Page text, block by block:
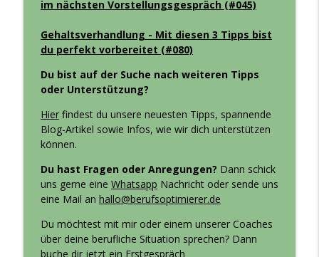
Harte Arbeit - die größte Lüge im Job?
(#413)
info_outline
Wenn dein Umfeld dich klein hält - wie
(#412)
Berufsoptimierer - Erfolg in Bewerbung und Karriere
info_outline
im nächsten Vorstellungsgespräch (#045)
Gehaltsverhandlung - Mit diesen 3 Tipps bist
du perfekt vorbereitet (#080)
Du bist auf der Suche nach weiteren Tipps
oder Unterstützung?
Hierfindest du unsere neuesten Tipps, spannende
Blog-Artikel sowie Infos, wie wir dich unterstützen
können.
Du hast Fragen oder Anregungen? Dann schick
uns gerne eine Whatsapp Nachricht oder sende uns
eine Mail an hallo@berufsoptimierer.de
Du möchtest mit mir oder einem unserer Coaches
über deine berufliche Situation sprechen? Dann
buche dir jetzt ein Erstgespräch